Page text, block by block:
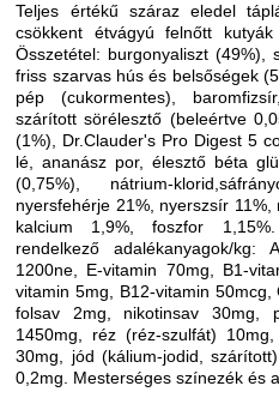
Teljes értékű száraz eledel
csökkent étvágyú felnőtt
Összetétel: burgonyaliszt (49%),
friss szarvas hús és belsőségek
pép (cukormentes),
szárított sörélesztő (beleértve
(1%), Dr.Clauder's Pro Digest 5
lé, ananász por, élesztő béta
(0,75%), nátrium-
nyersfehérje 21%, nyerszsír 11%,
kalcium 1,9%, foszfor 1,15%.
rendelkező adalékanyagok/kg:
1200ne, E-vitamin 70mg, B1-
vitamin 5mg, B12-vitamin 50mcg,
folsav 2mg, nikotinsav 30mg,
1450mg, réz (réz-szulfát)
30mg, jód (kálium-jodid,
0,2mg. Mesterséges színezék és